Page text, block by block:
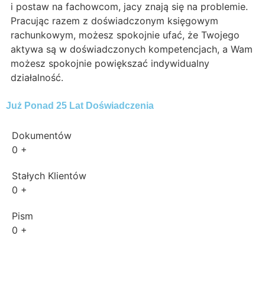
i postaw na fachowcom, jacy znają się na problemie.
Pracując razem z doświadczonym księgowym
rachunkowym, możesz spokojnie ufać, że Twojego
aktywa są w doświadczonych kompetencjach, a Wam
możesz spokojnie powiększać indywidualny
działalność.
Już Ponad 25 Lat Doświadczenia
Dokumentów
0 +
Stałych Klientów
0 +
Pism
0 +